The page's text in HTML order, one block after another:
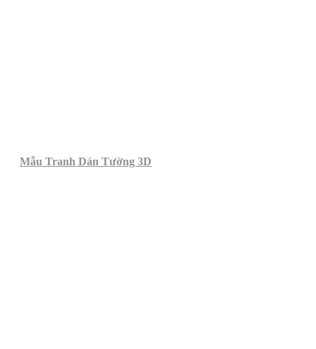
Mẫu Tranh Dán Tường 3D